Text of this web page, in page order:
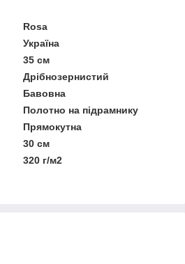
Rosa
Україна
35 см
Дрібнозернистий
Бавовна
Полотно на підрамнику
Прямокутна
30 см
320 г/м2